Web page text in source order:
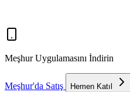
Meşhur Uygulamasını İndirin
Meşhur'da Satış Hemen Katıl